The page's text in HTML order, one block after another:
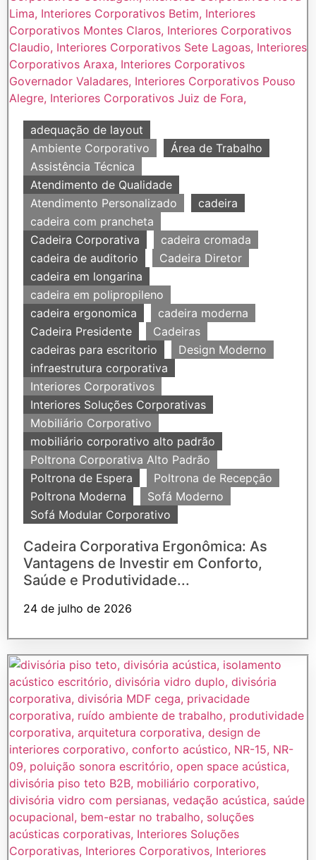
adequação de layout
Ambiente Corporativo
Área de Trabalho
Assistência Técnica
Atendimento de Qualidade
Atendimento Personalizado
cadeira
cadeira com prancheta
Cadeira Corporativa
cadeira cromada
cadeira de auditorio
Cadeira Diretor
cadeira em longarina
cadeira em polipropileno
cadeira ergonomica
cadeira moderna
Cadeira Presidente
Cadeiras
cadeiras para escritorio
Design Moderno
infraestrutura corporativa
Interiores Corporativos
Interiores Soluções Corporativas
Mobiliário Corporativo
mobiliário corporativo alto padrão
Poltrona Corporativa Alto Padrão
Poltrona de Espera
Poltrona de Recepção
Poltrona Moderna
Sofá Moderno
Sofá Modular Corporativo
Cadeira Corporativa Ergonômica: As
Vantagens de Investir em Conforto,
Saúde e Produtividade...
24 de julho de 2026